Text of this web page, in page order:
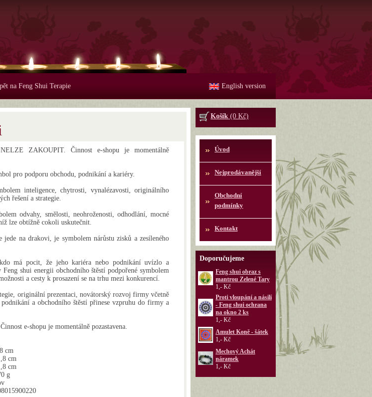
English version
na Feng Shui Terapie
ZAKOUPIT. Činnost e-shopu je momentálně
pro podporu obchodu, podnikání a kariéry.
inteligence, chytrosti, vynalézavosti, originálního
řešení a strategie.
odvahy, smělosti, neohroženosti, odhodlání, mocné
lze obtížně cokoli uskutečnit.
na drakovi, je symbolem nárůstu zisků a zesíleného
má pocit, že jeho kariéra nebo podnikání uvízlo a
shui energii obchodního štěstí podpořené symbolem
a cesty k prosazení se na trhu mezi konkurencí.
originální prezentaci, novátorský rozvoj firmy včetně
a obchodního štěstí přinese vzpruhu do firmy a
e-shopu je momentálně pozastavena.
cm
cm
cm
g
Košík (0 Kč)
Úvod
Nejprodávanější
Obchodní
podmínky
Kontakt
Doporučujeme
Feng shui obraz s
mantrou Zelené Tary
1,- Kč
Proti vloupání a násilí
- Feng shui ochrana
na okno 2 ks
1,- Kč
Amulet Koně - šátek
1,- Kč
Mechový Achát
náramek
1,- Kč